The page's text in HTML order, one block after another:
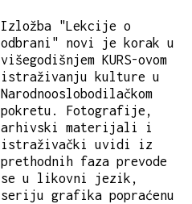
Izložba "Lekcije o
odbrani" novi je korak u
višegodišnjem KURS-ovom
istraživanju kulture u
Narodnooslobodilačkom
pokretu. Fotografije,
arhivski materijali i
istraživački uvidi iz
prethodnih faza prevode
se u likovni jezik,
seriju grafika popraćenu